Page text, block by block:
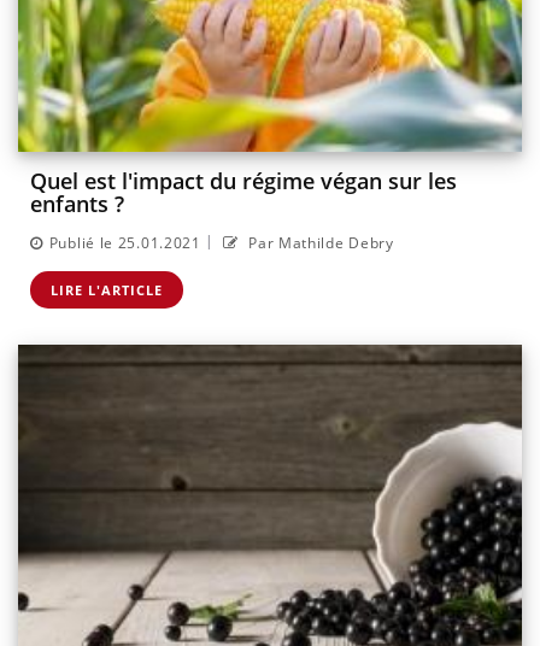
Quel est l'impact du régime végan sur les
enfants ?
Publié le 25.01.2021 | Par Mathilde Debry
LIRE L'ARTICLE